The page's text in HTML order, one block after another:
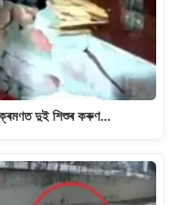
দুই শিশুৰ কৰুণ…